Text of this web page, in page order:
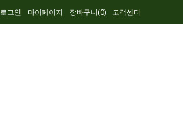
로그인 마이페이지 장바구니(0) 고객센터